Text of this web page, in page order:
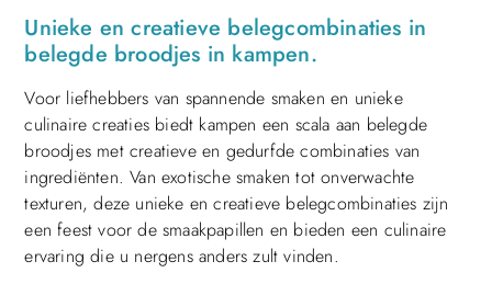
Unieke en creatieve belegcombinaties in
belegde broodjes in kampen.
Voor liefhebbers van spannende smaken en unieke
culinaire creaties biedt kampen een scala aan belegde
broodjes met creatieve en gedurfde combinaties van
ingrediënten. Van exotische smaken tot onverwachte
texturen, deze unieke en creatieve belegcombinaties zijn
een feest voor de smaakpapillen en bieden een culinaire
ervaring die u nergens anders zult vinden.